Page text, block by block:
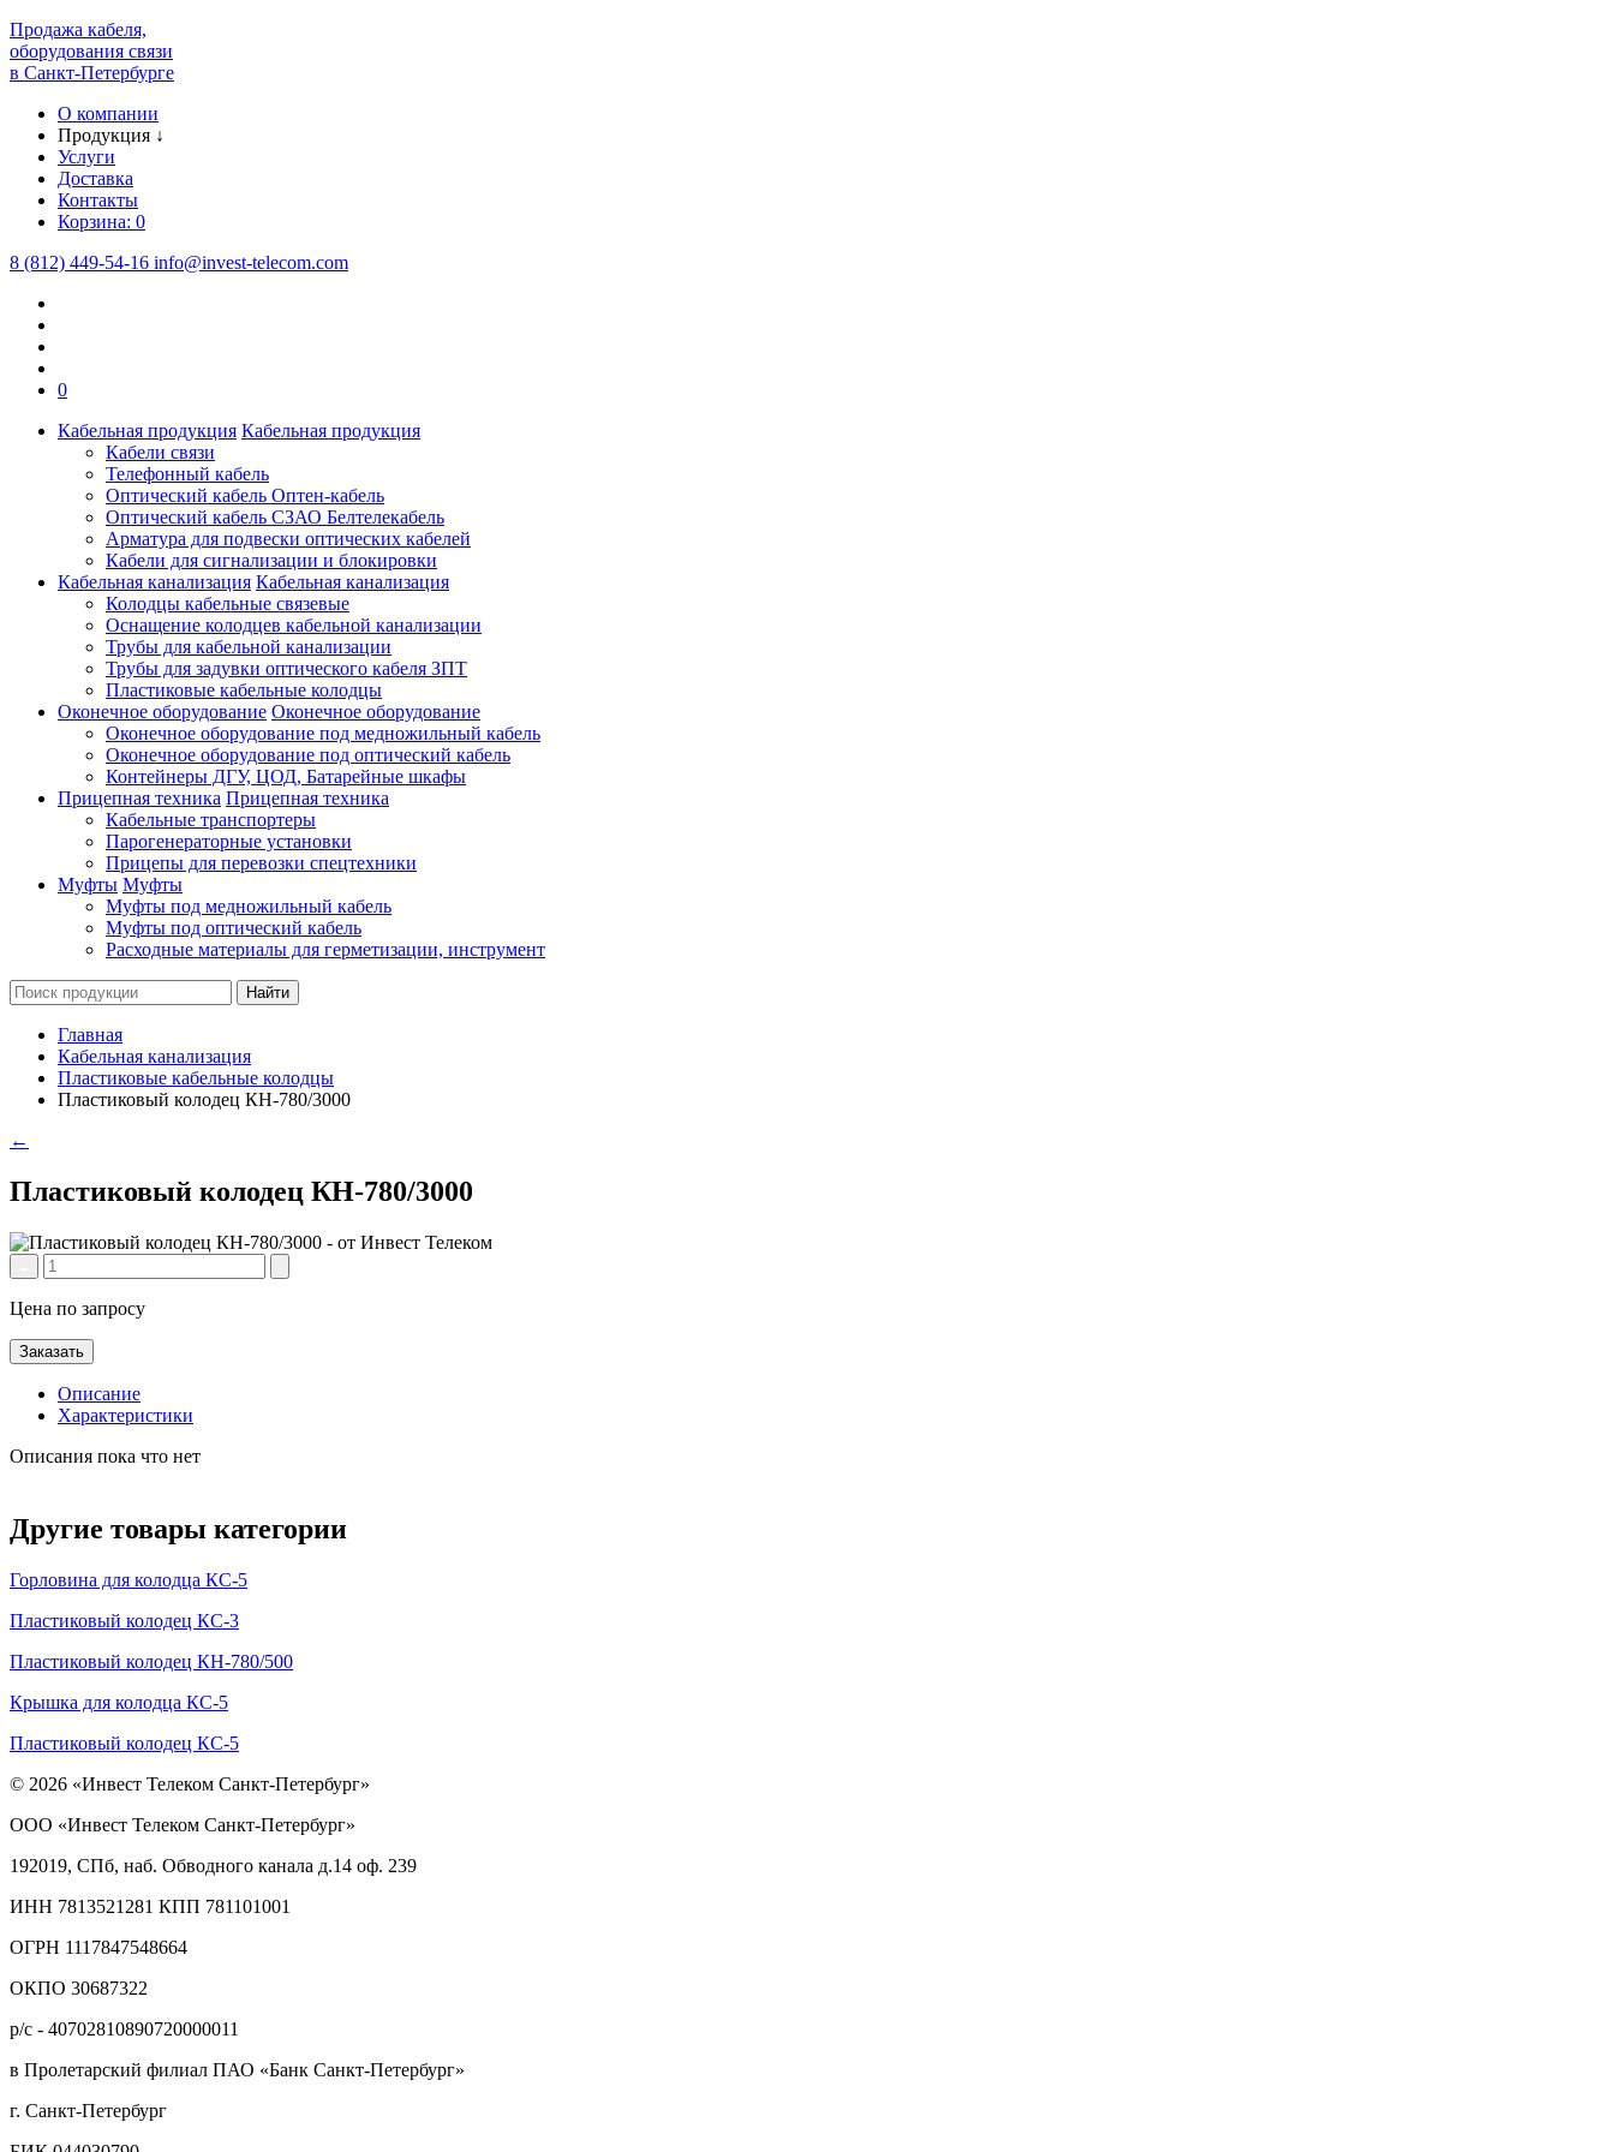
Продажа кабеля,
оборудования связи
в Санкт-Петербурге
О компании
Продукция ↓
Услуги
Доставка
Контакты
Корзина: 0
8 (812) 449-54-16 info@invest-telecom.com
0
Кабельная продукция Кабельная продукция
Кабели связи
Телефонный кабель
Оптический кабель Оптен-кабель
Оптический кабель СЗАО Белтелекабель
Арматура для подвески оптических кабелей
Кабели для сигнализации и блокировки
Кабельная канализация Кабельная канализация
Колодцы кабельные связевые
Оснащение колодцев кабельной канализации
Трубы для кабельной канализации
Трубы для задувки оптического кабеля ЗПТ
Пластиковые кабельные колодцы
Оконечное оборудование Оконечное оборудование
Оконечное оборудование под медножильный кабель
Оконечное оборудование под оптический кабель
Контейнеры ДГУ, ЦОД, Батарейные шкафы
Прицепная техника Прицепная техника
Кабельные транспортеры
Парогенераторные установки
Прицепы для перевозки спецтехники
Муфты Муфты
Муфты под медножильный кабель
Муфты под оптический кабель
Расходные материалы для герметизации, инструмент
Главная
Кабельная канализация
Пластиковые кабельные колодцы
Пластиковый колодец КН-780/3000
←
Пластиковый колодец КН-780/3000
Цена по запросу
Заказать
Описание
Характеристики
Описания пока что нет
Другие товары категории
Горловина для колодца КС-5
Пластиковый колодец КС-3
Пластиковый колодец КН-780/500
Крышка для колодца КС-5
Пластиковый колодец КС-5
© 2026 «Инвест Телеком Санкт-Петербург»
ООО «Инвест Телеком Санкт-Петербург»
192019, СПб, наб. Обводного канала д.14 оф. 239
ИНН 7813521281 КПП 781101001
ОГРН 1117847548664
ОКПО 30687322
р/с - 40702810890720000011
в Пролетарский филиал ПАО «Банк Санкт-Петербург»
г. Санкт-Петербург